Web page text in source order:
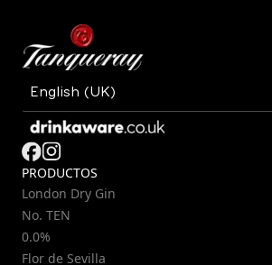
PRODUCTOS
London Dry Gin
No. TEN
0.0%
Flor de Sevilla